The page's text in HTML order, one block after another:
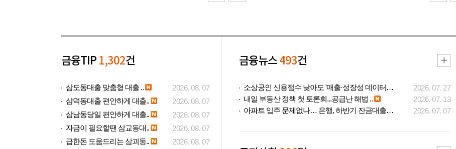
금융TIP 1,302건
삼도동대출 맞춤형 대출 ..
2026. 08. 07
삼덕동대출 편안하게 대출..
2026. 08. 07
삼남동당일 편안하게 대출..
2026. 08. 07
자금이 필요할땐 삼교동대..
2026. 08. 07
급한돈 도움드리는 삼괴동..
2026. 08. 07
금융뉴스493건
소상공인 신용점수 낮아도 '매출·성장성 데이터..
2026. 07. 27
내일 부동산 정책 첫 토론회...공급난 해법 ..
2026. 07. 13
아파트 입주 문제없나… 은행, 하반기 잔금대출..
2026. 07. 07